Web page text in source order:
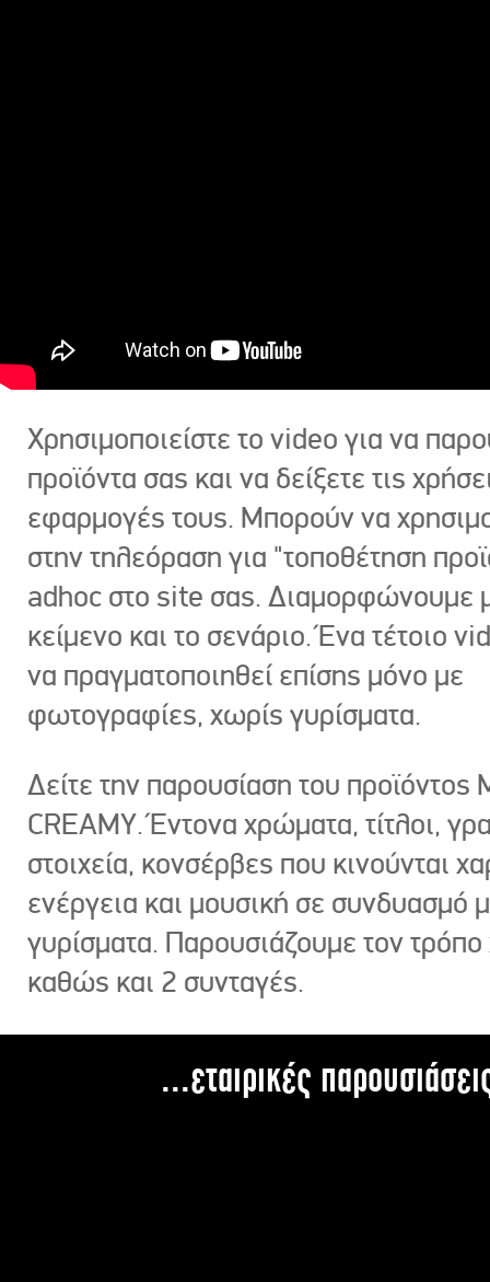
Χρησιμοποιείστε το video για να
προϊόντα σας και να δείξετε τις
εφαρμογές τους. Μπορούν να
στην τηλεόραση για "τοποθέτηση
adhoc στο site σας. Διαμορφώνουμε
κείμενο και το σενάριο. Ένα τέτοιο
να πραγματοποιηθεί επίσης μόνο με
φωτογραφίες, χωρίς γυρίσματα.
Δείτε την παρουσίαση του προϊόντος
CREAMY. Έντονα χρώματα, τίτλοι,
στοιχεία, κονσέρβες που κινούνται
ενέργεια και μουσική σε συνδυασμό
γυρίσματα. Παρουσιάζουμε τον
καθώς και 2 συνταγές.
...εταιρικές